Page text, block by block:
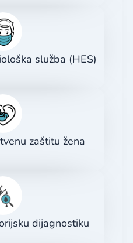
služba (HES)
zaštitu žena
dijagnostiku